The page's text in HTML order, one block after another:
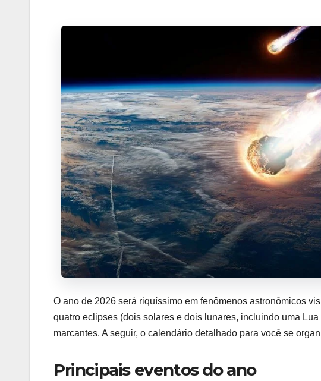
O ano de 2026 será riquíssimo em fenômenos astronômicos
quatro eclipses (dois solares e dois lunares, incluindo uma
marcantes. A seguir, o calendário detalhado para você se
Principais eventos do ano